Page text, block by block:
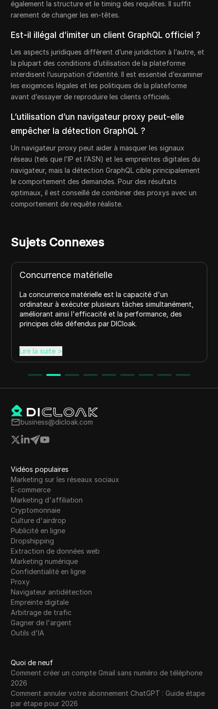
également la structure et le timing des requêtes. Il suffit
rarement de changer les en-têtes.
Est-il illégal d’imiter un client GraphQL officiel ?
Les aspects juridiques diffèrent d’une juridiction à l’autre, et
la plupart des conditions d’utilisation de la plateforme
interdisent l’usurpation d’identité. Il est essentiel d’examiner
les exigences légales et les politiques de la plateforme
avant d’essayer de reproduire les clients officiels.
L’utilisation d’un navigateur proxy peut-elle
empêcher la détection GraphQL ?
Un navigateur proxy peut aider à masquer les signaux
réseau (tels que l’IP et l’ASN) et les empreintes digitales du
navigateur, mais la détection GraphQL cible principalement
le comportement des demandes. Pour des résultats
optimaux, il est conseillé de combiner des proxys avec un
comportement de requête réaliste.
Sujets Connexes
Concurrence matérielle
La concurrence matérielle est la capacité d'un
ordinateur à exécuter plusieurs tâches simultanément,
améliorant ainsi l'efficacité et la performance, des
principes clés défendus par DICloak.
Lire la suite>
business@dicloak.com
Vidéos populaires
Marketing sur les réseaux sociaux
E-commerce
Marketing d'affiliation
Cryptomonnaie
Culture d'airdrop
Publicité en ligne
Dropshipping
Extraction de données web
Marketing numérique
Confidentialité en ligne
Proxy
Navigateur antidétection
Empreinte digitale
Arbitrage de trafic
Gagner de l'argent
Outils d'IA
Quoi de neuf
Comment créer un compte Gmail sans numéro de téléphone
2026
Comment annuler votre abonnement ChatGPT : Guide étape
par étape pour 2026